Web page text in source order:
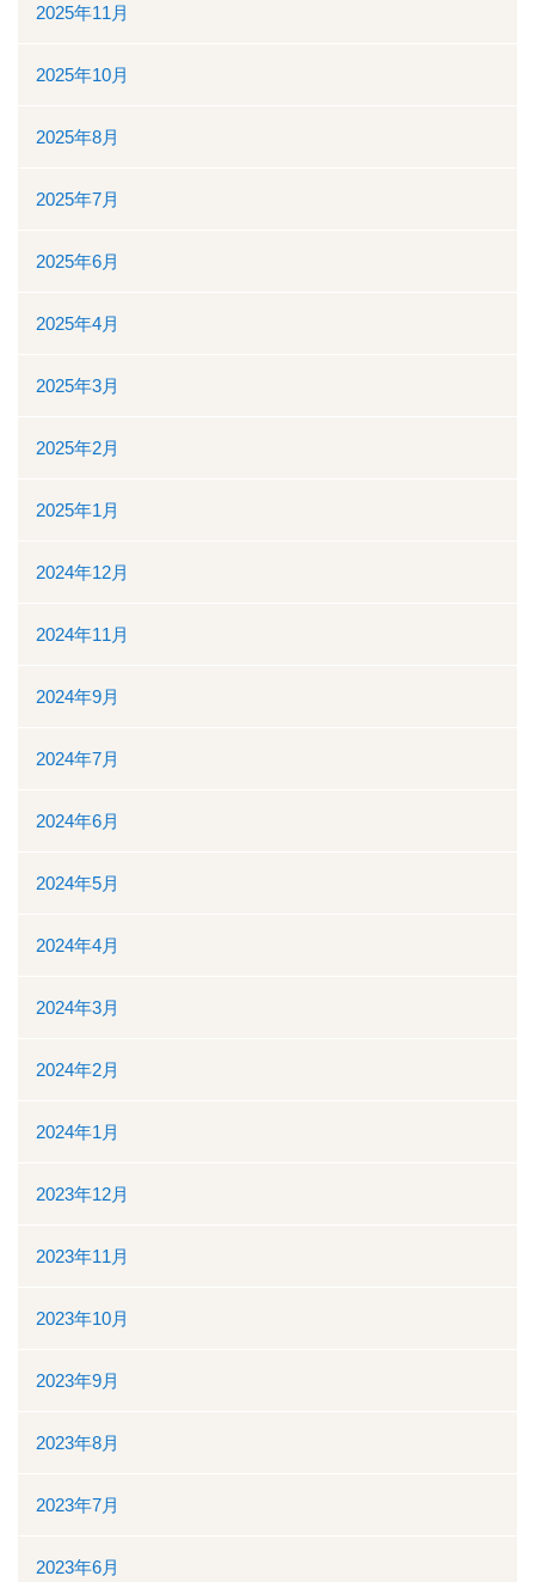
看護部
検査部
薬剤部
放射線科部
リハビリテーション課
訪問看護ステーション・居宅介護支援事業所
医事課
臨床工学課
地域医療連携
地域医療連携の業務
患者様の紹介
医療福祉相談
高額医療機器共同利用
関係医療機関
セカンドオピニオン外来
採用情報
その他のこと
ボランティアの募集
リンク
交通案内
個人情報保護
お問い合わせ
ダウンロード資料一覧
一般競争（指名競争）入札参加資格審査申請について
2025年11月
2025年10月
2025年8月
2025年7月
2025年6月
2025年4月
2025年3月
2025年2月
2025年1月
2024年12月
2024年11月
2024年9月
2024年7月
2024年6月
2024年5月
2024年4月
2024年3月
2024年2月
2024年1月
2023年12月
2023年11月
2023年10月
2023年9月
2023年8月
2023年7月
2023年6月